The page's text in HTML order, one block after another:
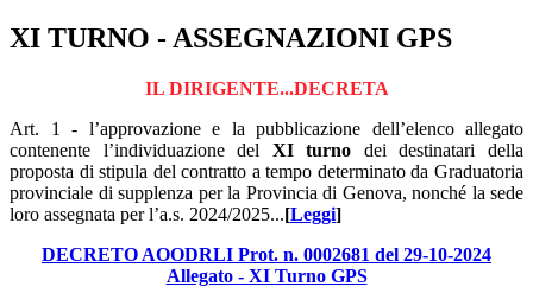
XI TURNO - ASSEGNAZIONI GPS
IL DIRIGENTE...DECRETA
Art. 1 - l’approvazione e la pubblicazione dell’elenco allegato
contenente l’individuazione del
XI turno dei destinatari della
proposta di stipula del contratto a tempo determinato da Graduatoria
provinciale di supplenza per la Provincia di Genova, nonché la sede
loro assegnata per l’a.s. 2024/2025...[Leggi]
DECRETO AOODRLI Prot. n. 0002681 del 29-10-2024
Allegato - XI Turno GPS